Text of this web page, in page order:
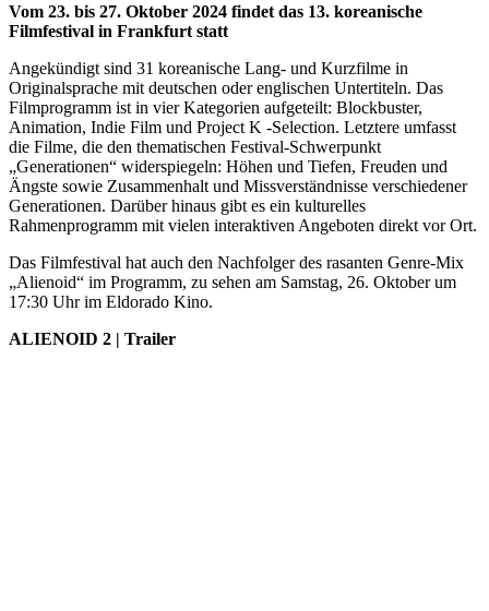
Vom 23. bis 27. Oktober 2024 findet das 13. koreanische
Filmfestival in Frankfurt statt
Angekündigt sind 31 koreanische Lang- und Kurzfilme in
Originalsprache mit deutschen oder englischen Untertiteln. Das
Filmprogramm ist in vier Kategorien aufgeteilt: Blockbuster,
Animation, Indie Film und Project K -Selection. Letztere umfasst
die Filme, die den thematischen Festival-Schwerpunkt
„Generationen“ widerspiegeln: Höhen und Tiefen, Freuden und
Ängste sowie Zusammenhalt und Missverständnisse verschiedener
Generationen. Darüber hinaus gibt es ein kulturelles
Rahmenprogramm mit vielen interaktiven Angeboten direkt vor Ort.
Das Filmfestival hat auch den Nachfolger des rasanten Genre-Mix
„Alienoid“ im Programm, zu sehen am Samstag, 26. Oktober um
17:30 Uhr im Eldorado Kino.
ALIENOID 2 | Trailer